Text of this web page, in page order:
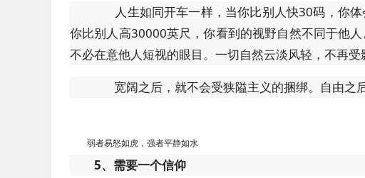
人生如同开车一样，当你比别人快30码，你体
你比别人高30000英尺，你看到的视野自然不同于他
不必在意他人短视的眼目。一切自然云淡风轻，不再受
宽阔之后，就不会受狭隘主义的捆绑。自由之
弱者易怒如虎，强者平静如水
5、需要一个信仰